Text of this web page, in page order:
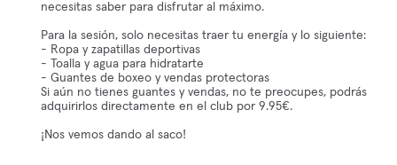
necesitas saber para disfrutar al máximo.
Para la sesión, solo necesitas traer tu energía y lo siguiente:
- Ropa y zapatillas deportivas
- Toalla y agua para hidratarte
- Guantes de boxeo y vendas protectoras
Si aún no tienes guantes y vendas, no te preocupes, podrás
adquirirlos directamente en el club por 9.95€.
¡Nos vemos dando al saco!